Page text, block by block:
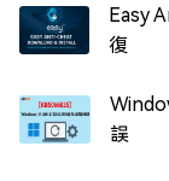
Easy
復
誤